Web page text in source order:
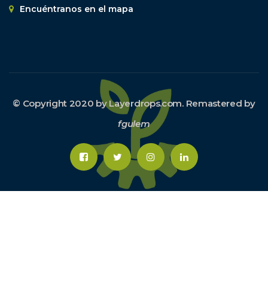
Encuéntranos en el mapa
© Copyright 2020 by Layerdrops.com. Remastered by
fgulem